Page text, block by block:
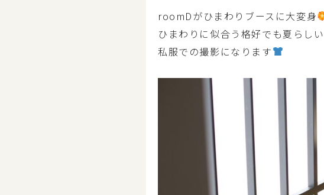
roomDがひまわりブースに大変身
ひまわりに似合う格好でも夏らし
私服での撮影になります